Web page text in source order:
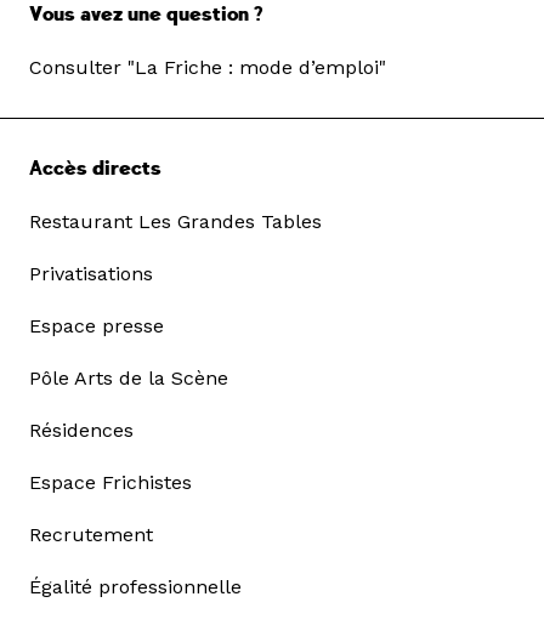
Vous avez une question ?
Consulter "La Friche : mode d’emploi"
Accès directs
Restaurant Les Grandes Tables
Privatisations
Espace presse
Pôle Arts de la Scène
Résidences
Espace Frichistes
Recrutement
Égalité professionnelle